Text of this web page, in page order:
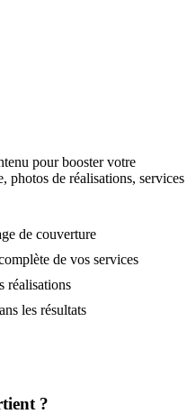
pour booster votre
photos de réalisations, services
de couverture
de vos services
réalisations
les résultats
?